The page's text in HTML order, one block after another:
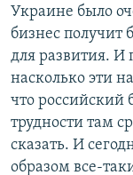
Украине было
бизнес получит
для развития. И
насколько эти
что российский
трудности там
сказать. И
образом все-